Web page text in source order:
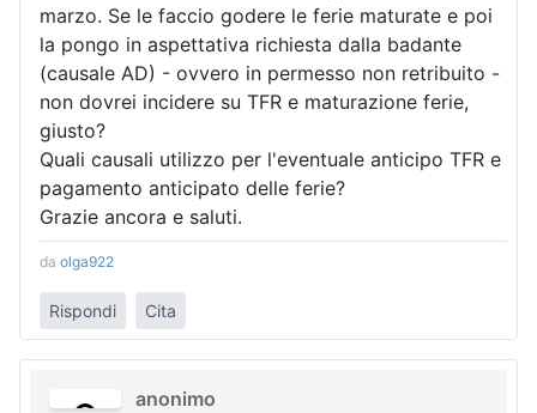
marzo. Se le faccio godere le ferie maturate e poi
la pongo in aspettativa richiesta dalla badante
(causale AD) - ovvero in permesso non retribuito -
non dovrei incidere su TFR e maturazione ferie,
giusto?
Quali causali utilizzo per l'eventuale anticipo TFR e
pagamento anticipato delle ferie?
Grazie ancora e saluti.
da olga922
Rispondi Cita
anonimo